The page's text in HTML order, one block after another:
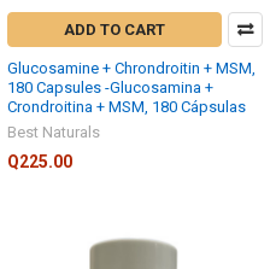
ADD TO CART
Glucosamine + Chrondroitin + MSM,
180 Capsules -Glucosamina +
Crondroitina + MSM, 180 Cápsulas
Best Naturals
Q225.00